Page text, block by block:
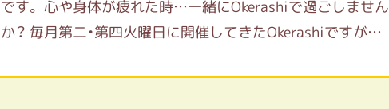
です。 心や身体が疲れた時…一緒にOkerashiで過ごしません
か？ 毎月第二・第四火曜日に開催してきたOkerashiですが、9
めましたので、よろしくお願いいたします。 公式LINEにご登